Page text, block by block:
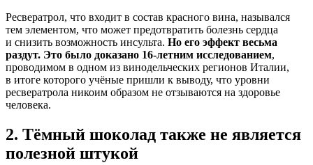
Ресвератрол, что входит в состав красного вина, назывался
тем элементом, что может предотвратить болезнь сердца
и снизить возможность инсульта. Но его эффект весьма
раздут. Это было доказано 16-летним исследованием,
проводимом в одном из винодельческих регионов Италии,
в итоге которого учёные пришли к выводу, что уровни
ресвератрола никоим образом не отзываются на здоровье
человека.
2. Тёмный шоколад также не является
полезной штукой